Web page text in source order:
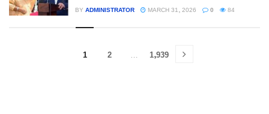
BY ADMINISTRATOR MARCH 31, 2026 0 84
1 2 … 1,939